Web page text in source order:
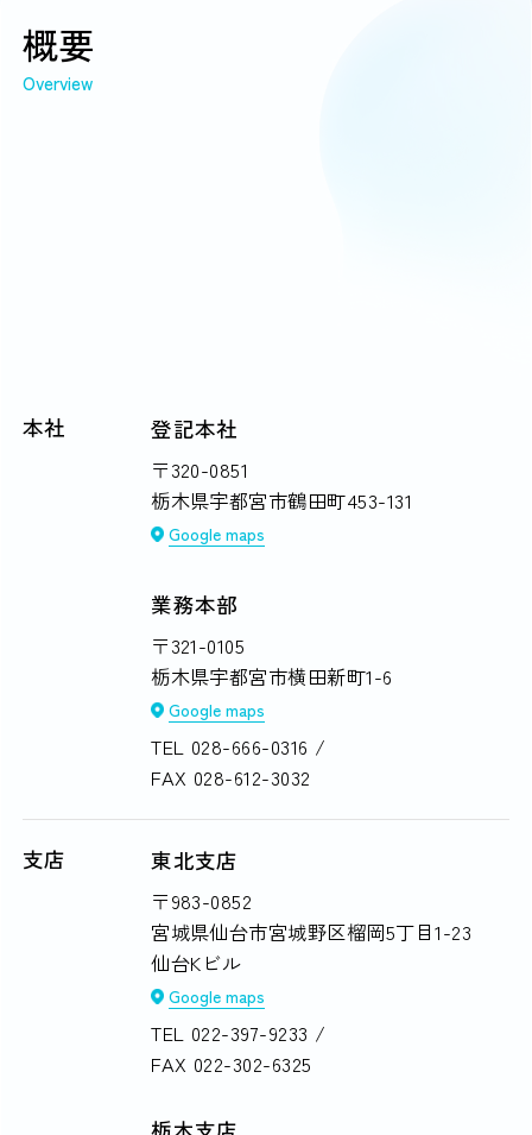
概要
Overview
本社 登記本社
〒320-0851
栃木県宇都宮市鶴田町453-131
Google maps
業務本部
〒321-0105
栃木県宇都宮市横田新町1-6
Google maps
TEL 028-666-0316 /
FAX 028-612-3032
支店 東北支店
〒983-0852
宮城県仙台市宮城野区榴岡5丁目1-23
仙台Kビル
Google maps
TEL 022-397-9233 /
FAX 022-302-6325